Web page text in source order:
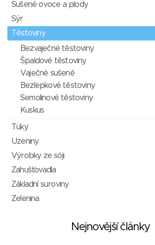
Sušené ovoce a plody
Sýr
Těstoviny
Bezvaječné těstoviny
Špaldové těstoviny
Vaječné sušené
Bezlepkové těstoviny
Semolinové těstoviny
Kuskus
Tuky
Uzeniny
Výrobky ze sóji
Zahušťovadla
Základní suroviny
Zelenina
Nejnovější články